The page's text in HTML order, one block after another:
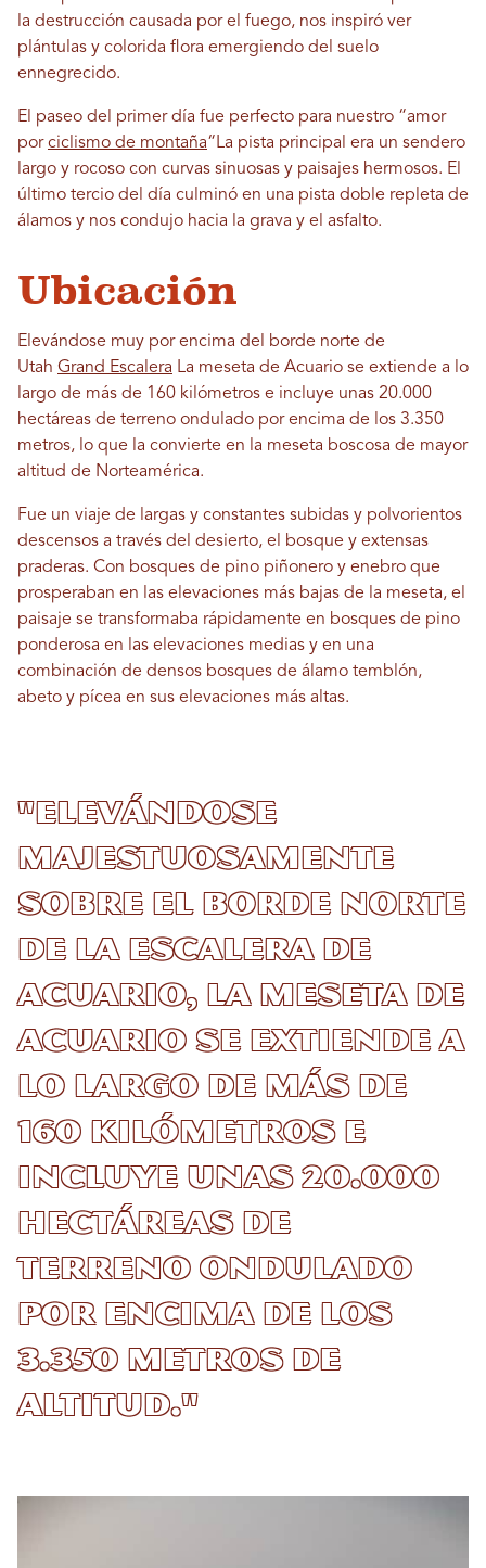
la destrucción causada por el fuego, nos inspiró ver
plántulas y colorida flora emergiendo del suelo
ennegrecido.
El paseo del primer día fue perfecto para nuestro “amor
porciclismo de montaña“La pista principal era un sendero
largo y rocoso con curvas sinuosas y paisajes hermosos. El
último tercio del día culminó en una pista doble repleta de
álamos y nos condujo hacia la grava y el asfalto.
Ubicación
Elevándose muy por encima del borde norte de
Utah Grand Escalera La meseta de Acuario se extiende a lo
largo de más de 160 kilómetros e incluye unas 20.000
hectáreas de terreno ondulado por encima de los 3.350
metros, lo que la convierte en la meseta boscosa de mayor
altitud de Norteamérica.
Fue un viaje de largas y constantes subidas y polvorientos
descensos a través del desierto, el bosque y extensas
praderas. Con bosques de pino piñonero y enebro que
prosperaban en las elevaciones más bajas de la meseta, el
paisaje se transformaba rápidamente en bosques de pino
ponderosa en las elevaciones medias y en una
combinación de densos bosques de álamo temblón,
abeto y pícea en sus elevaciones más altas.
"Elevándose
majestuosamente
sobre el borde norte
de la Escalera de
Acuario, la Meseta de
Acuario se extiende a
lo largo de más de
160 kilómetros e
incluye unas 20.000
hectáreas de
terreno ondulado
por encima de los
3.350 metros de
altitud."